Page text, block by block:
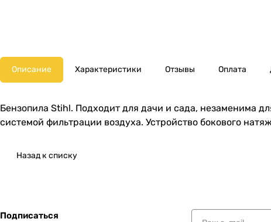
Описание Характеристики Отзывы Оплата
Бензопила Stihl. Подходит для дачи и сада, незаменима
системой фильтрации воздуха. Устройство бокового
Назад к списку
Подписаться